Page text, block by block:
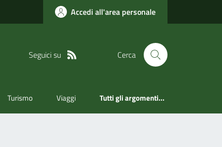
Accedi all'area personale
Seguici su Cerca
Turismo Viaggi Tutti gli argomenti...